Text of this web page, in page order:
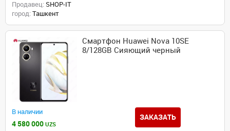
Продавец: SHOP-IT
город: Ташкент
Смартфон Huawei Nova 10SE
8/128GB Сияющий черный
В наличии
4 580 000 UZS
ЗАКАЗАТЬ